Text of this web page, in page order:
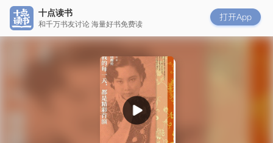
十点读书
和千万书友讨论 海量好书免费读